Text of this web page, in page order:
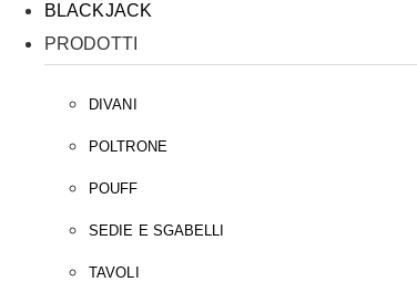
BLACKJACK
PRODOTTI
DIVANI
POLTRONE
POUFF
SEDIE E SGABELLI
TAVOLI